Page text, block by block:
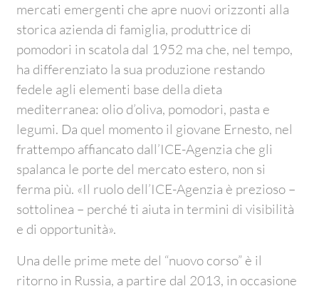
mercati emergenti che apre nuovi orizzonti alla
storica azienda di famiglia, produttrice di
pomodori in scatola dal 1952 ma che, nel tempo,
ha differenziato la sua produzione restando
fedele agli elementi base della dieta
mediterranea: olio d’oliva, pomodori, pasta e
legumi. Da quel momento il giovane Ernesto, nel
frattempo affiancato dall’ICE-Agenzia che gli
spalanca le porte del mercato estero, non si
ferma più. «Il ruolo dell’ICE-Agenzia è prezioso –
sottolinea – perché ti aiuta in termini di visibilità
e di opportunità».
Una delle prime mete del “nuovo corso” è il
ritorno in Russia, a partire dal 2013, in occasione